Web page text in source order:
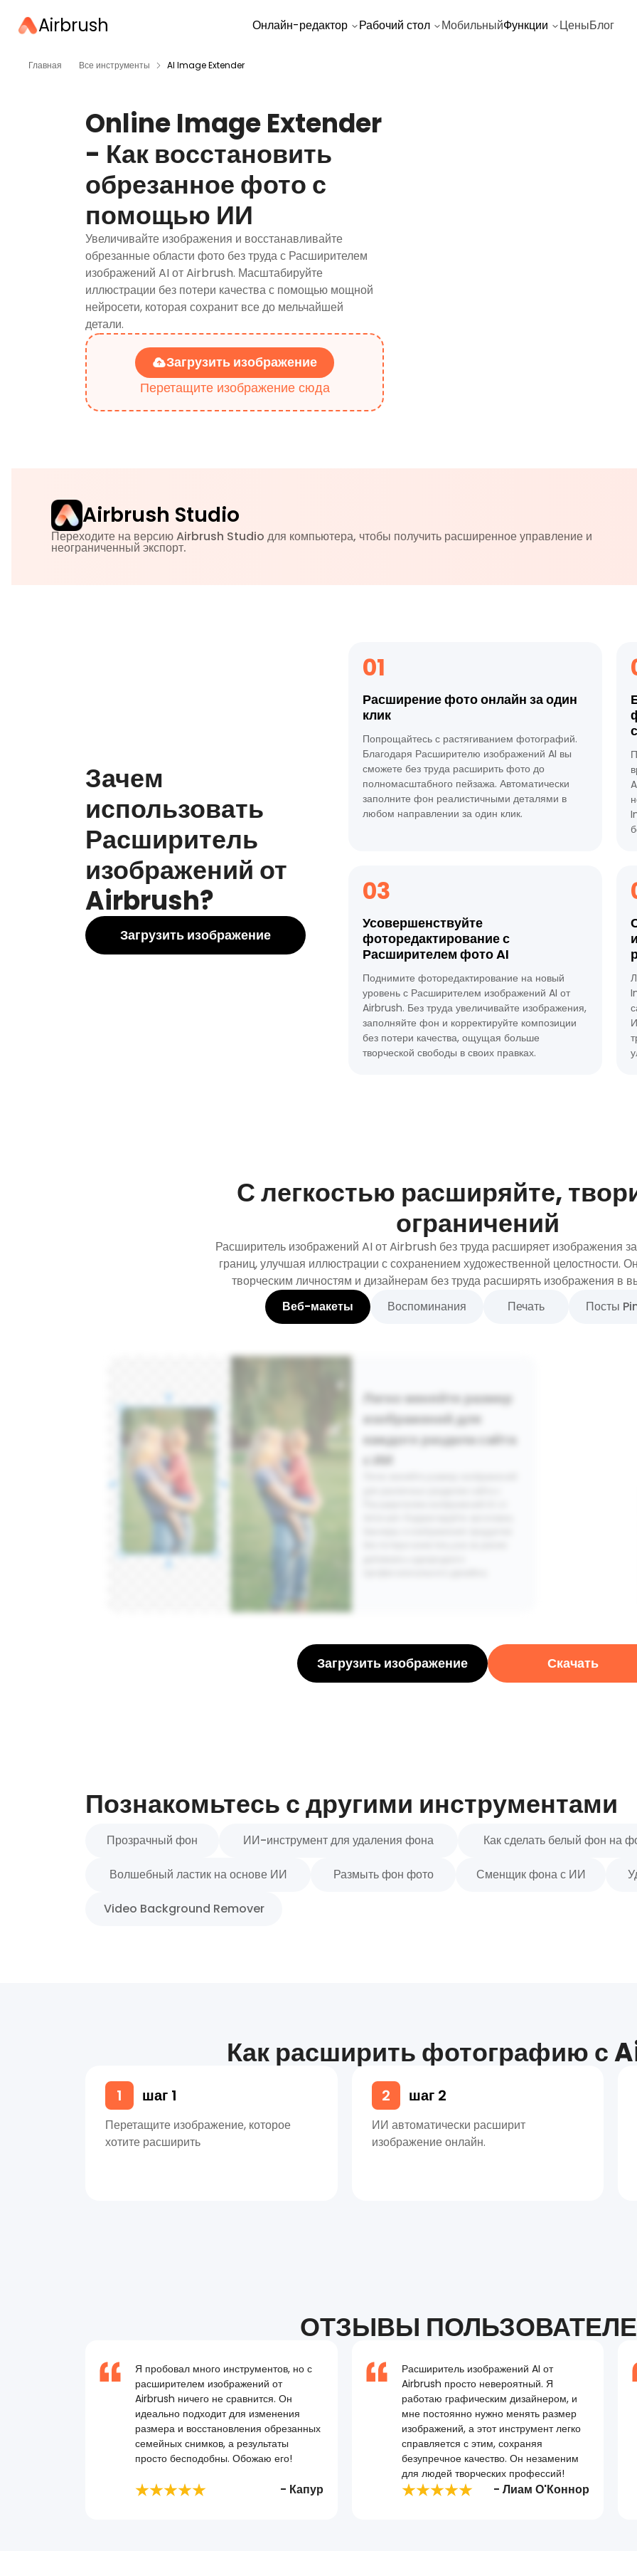
Airbrush Онлайн-редактор Рабочий стол МобильныйФункции ЦеныБлог
Главная Все инструменты AI Image Extender
Online Image Extender
- Как восстановить
обрезанное фото с
помощью ИИ
Увеличивайте изображения и восстанавливайте
обрезанные области фото без труда с Расширителем
изображений AI от Airbrush. Масштабируйте
иллюстрации без потери качества с помощью мощной
нейросети, которая сохранит все до мельчайшей
детали.
Загрузить изображение
Перетащите изображение сюда
Airbrush Studio
Переходите на версию Airbrush Studio для компьютера, чтобы получить расширенное управление и
неограниченный экспорт.
Зачем
использовать
Расширитель
изображений от
Airbrush?
Загрузить изображение
01
Расширение фото онлайн за один
клик
Попрощайтесь с растягиванием фотографий.
Благодаря Расширителю изображений AI вы
сможете без труда расширить фото до
полномасштабного пейзажа. Автоматически
заполните фон реалистичными деталями в
любом направлении за один клик.
03
Усовершенствуйте
фоторедактирование с
Расширителем фото AI
Поднимите фоторедактирование на новый
уровень с Расширителем изображений AI от
Airbrush. Без труда увеличивайте изображения,
заполняйте фон и корректируйте композиции
без потери качества, ощущая больше
творческой свободы в своих правках.
С легкостью расширяйте,
ограничений
Расширитель изображений AI от Airbrush без труда расширяет изображения
границ, улучшая иллюстрации с сохранением художественной целостности.
творческим личностям и дизайнерам без труда расширять изображения в
Веб-макеты
Воспоминания Печать Посты
Легко меняйте размер
изображений для
каждого раздела сайта
с ИИ
Загрузить изображение Скачать
Познакомьтесь с другими инструментами
Прозрачный фон ИИ-инструмент для удаления фона Как сделать белый фон на
Волшебный ластик на основе ИИ Размыть фон фото Сменщик фона с ИИ
Video Background Remover
Как расширить фотографию с
1 шаг 1
Перетащите изображение, которое
хотите расширить
2 шаг 2
ИИ автоматически расширит
изображение онлайн.
ОТЗЫВЫ
Я пробовал много инструментов, но с
расширителем изображений от
Airbrush ничего не сравнится. Он
идеально подходит для изменения
размера и восстановления обрезанных
семейных снимков, а результаты
просто бесподобны. Обожаю его!
- Капур
Расширитель изображений AI от
Airbrush просто невероятный. Я
работаю графическим дизайнером, и
мне постоянно нужно менять размер
изображений, а этот инструмент легко
справляется с этим, сохраняя
безупречное качество. Он незаменим
для людей творческих профессий!
- Лиам О'Коннор